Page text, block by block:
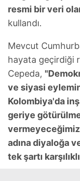
resmi bir veri
kullandı.
Mevcut
hayata geçirdiği
Cepeda,
ve siyasi
Kolombiya'da
geriye
adına diyaloğa
tek şartı